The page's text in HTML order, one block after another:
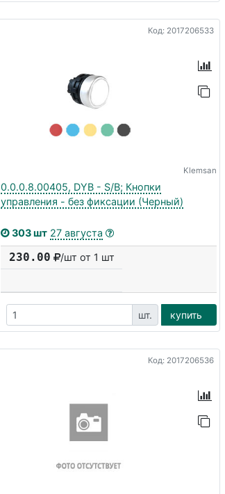
Код: 2017206533
Klemsan
0.0.0.8.00405, DYB - S/B; Кнопки
управления - без фиксации (Черный)
303 шт 27 августа
230.00 /шт от 1 шт
шт. купить
Код: 2017206536